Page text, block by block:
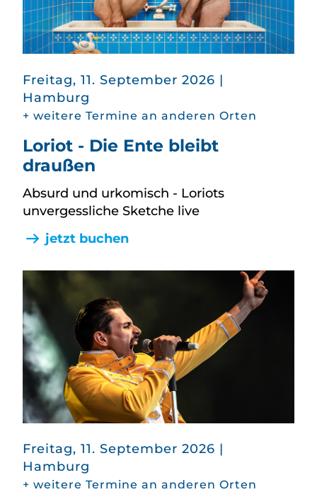
Freitag, 11. September 2026 |
Hamburg
+ weitere Termine an anderen Orten
Loriot - Die Ente bleibt
draußen
Absurd und urkomisch - Loriots
unvergessliche Sketche live
jetzt buchen
Freitag, 11. September 2026 |
Hamburg
+ weitere Termine an anderen Orten